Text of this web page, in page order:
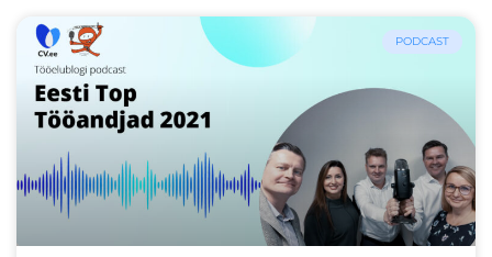
PODCAST